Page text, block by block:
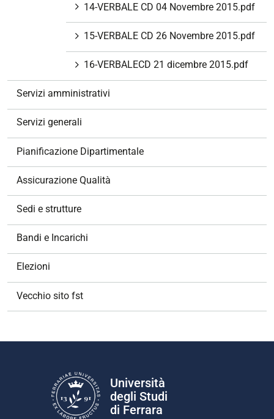
14-VERBALE CD 04 Novembre 2015.pdf
15-VERBALE CD 26 Novembre 2015.pdf
16-VERBALECD 21 dicembre 2015.pdf
Servizi amministrativi
Servizi generali
Pianificazione Dipartimentale
Assicurazione Qualità
Sedi e strutture
Bandi e Incarichi
Elezioni
Vecchio sito fst
Università
degli Studi
di Ferrara